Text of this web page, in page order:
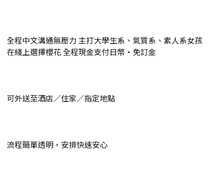
全程中文溝通無壓力 主打大學生系、氣質系、素人系女孩
在綫上選擇櫻花 全程現金支付日幣・免訂金
可外送至酒店／住家／指定地點
流程簡單透明，安排快速安心